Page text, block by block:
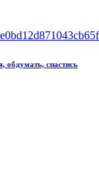
обдумать, спастись